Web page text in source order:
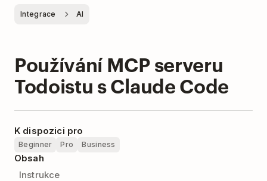
Integrace AI
Používání MCP serveru
Todoistu s Claude Code
K dispozici pro
Beginner Pro Business
Obsah
Instrukce